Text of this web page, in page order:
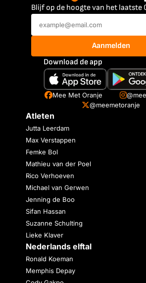
Blijf op de hoogte van het laatste
Aanmelden
Download de app
Mee Met Oranje
@meemetoranje
Atleten
Jutta Leerdam
Max Verstappen
Femke Bol
Mathieu van der Poel
Rico Verhoeven
Michael van Gerwen
Jenning de Boo
Sifan Hassan
Suzanne Schulting
Lieke Klaver
Nederlands elftal
Ronald Koeman
Memphis Depay